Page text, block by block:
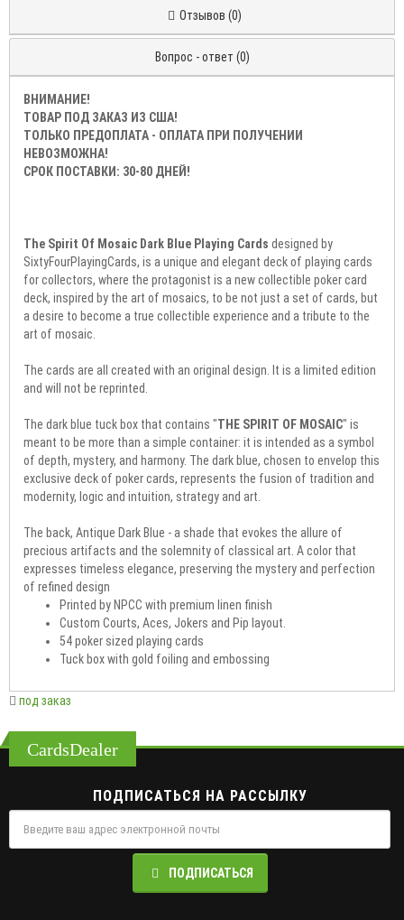
Отзывов (0)
Вопрос - ответ (0)
ВНИМАНИЕ!
ТОВАР ПОД ЗАКАЗ ИЗ США!
ТОЛЬКО ПРЕДОПЛАТА - ОПЛАТА ПРИ ПОЛУЧЕНИИ
НЕВОЗМОЖНА!
СРОК ПОСТАВКИ: 30-80 ДНЕЙ!
The Spirit Of Mosaic Dark Blue Playing Cards designed by
SixtyFourPlayingCards, is a unique and elegant deck of playing cards
for collectors, where the protagonist is a new collectible poker card
deck, inspired by the art of mosaics, to be not just a set of cards, but
a desire to become a true collectible experience and a tribute to the
art of mosaic.
The cards are all created with an original design. It is a limited edition
and will not be reprinted.
The dark blue tuck box that contains "THE SPIRIT OF MOSAIC" is
meant to be more than a simple container: it is intended as a symbol
of depth, mystery, and harmony. The dark blue, chosen to envelop this
exclusive deck of poker cards, represents the fusion of tradition and
modernity, logic and intuition, strategy and art.
The back, Antique Dark Blue - a shade that evokes the allure of
precious artifacts and the solemnity of classical art. A color that
expresses timeless elegance, preserving the mystery and perfection
of refined design
Printed by NPCC with premium linen finish
Custom Courts, Aces, Jokers and Pip layout.
54 poker sized playing cards
Tuck box with gold foiling and embossing
под заказ
CardsDealer
ПОДПИСАТЬСЯ НА РАССЫЛКУ
ПОДПИСАТЬСЯ